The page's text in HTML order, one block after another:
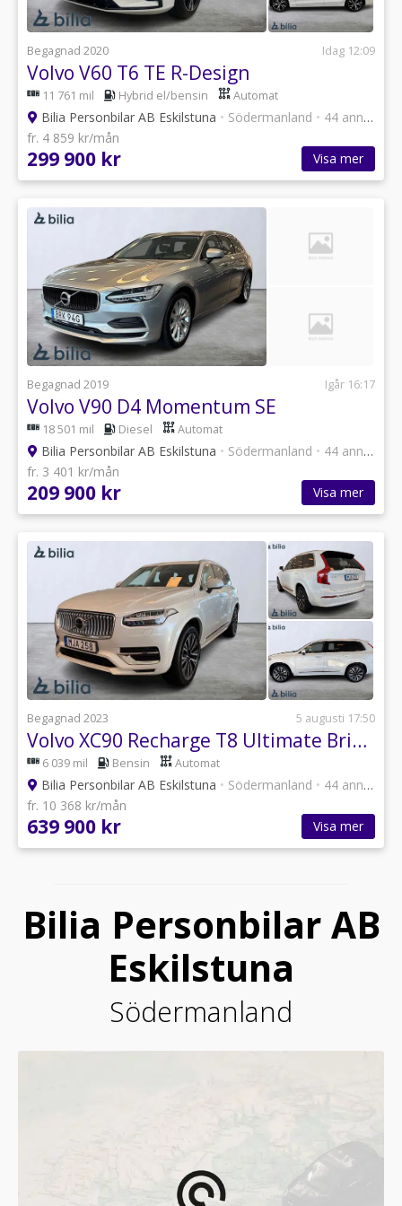
Begagnad 2020 Idag 12:09
Volvo V60 T6 TE R-Design
11 761 mil Hybrid el/bensin Automat
Bilia Personbilar AB Eskilstuna • Södermanland • 44 annonser
fr. 4 859 kr/mån
299 900 kr Visa mer
Begagnad 2019 Igår 16:17
Volvo V90 D4 Momentum SE
18 501 mil Diesel Automat
Bilia Personbilar AB Eskilstuna • Södermanland • 44 annonser
fr. 3 401 kr/mån
209 900 kr Visa mer
Begagnad 2023 5 augusti 17:50
Volvo XC90 Recharge T8 Ultimate Bright
6 039 mil Bensin Automat
Bilia Personbilar AB Eskilstuna • Södermanland • 44 annonser
fr. 10 368 kr/mån
639 900 kr Visa mer
Bilia Personbilar AB
Eskilstuna
Södermanland